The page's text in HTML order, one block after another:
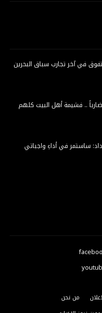
يتفوق في آخر تجارب سباق البحرين
.. فشيمة أهل البيت كلهم
ساستمر في أداءِ واجباتي
من نحن